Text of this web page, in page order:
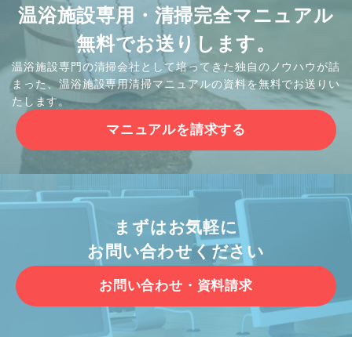
温浴施設専用・清掃完全マニュアル
無料でお送りします。
温浴施設専門の清掃会社として培ってきた独自のノウハウが詰
まった、温浴施設専用清掃マニュアルの資料を無料でお送りい
たします。
マニュアルを請求する
まずはお気軽に
お問い合わせください
お問い合わせ・資料請求